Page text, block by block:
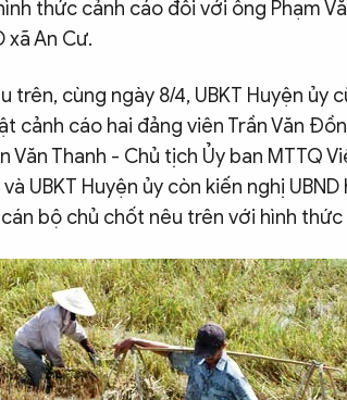
thức cảnh cáo đối với ông Phạm
xã An Cư.
trên, cùng ngày 8/4, UBKT Huyện ủy
cảnh cáo hai đảng viên Trần Văn
Văn Thanh - Chủ tịch Ủy ban MTTQ
UBKT Huyện ủy còn kiến nghị UBND
bộ chủ chốt nêu trên với hình thức